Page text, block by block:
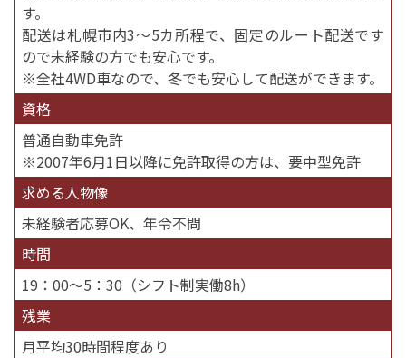
す。
配送は札幌市内3〜5カ所程で、固定のルート配送です
ので未経験の方でも安心です。
※全社4WD車なので、冬でも安心して配送ができます。
資格
普通自動車免許
※2007年6月1日以降に免許取得の方は、要中型免許
求める人物像
未経験者応募OK、年令不問
時間
19：00〜5：30（シフト制実働8h）
残業
月平均30時間程度あり